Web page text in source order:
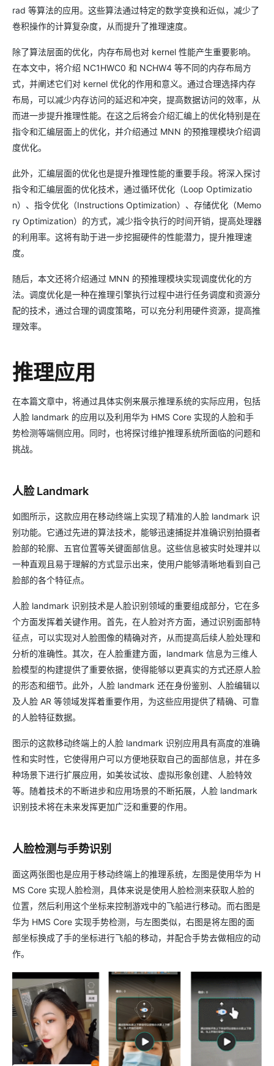
rad 等算法的应用。这些算法通过特定的数学变换和近似，减少了
卷积操作的计算复杂度，从而提升了推理速度。
除了算法层面的优化，内存布局也对 kernel 性能产生重要影响。
在本文中，将介绍 NC1HWC0 和 NCHW4 等不同的内存布局方
式，并阐述它们对 kernel 优化的作用和意义。通过合理选择内存
布局，可以减少内存访问的延迟和冲突，提高数据访问的效率，从
而进一步提升推理性能。在这之后将会介绍汇编上的优化特别是在
指令和汇编层面上的优化，并介绍通过 MNN 的预推理模块介绍调
度优化。
此外，汇编层面的优化也是提升推理性能的重要手段。将深入探讨
指令和汇编层面的优化技术，通过循环优化（Loop Optimizatio
n）、指令优化（Instructions Optimization）、存储优化（Memo
ry Optimization）的方式，减少指令执行的时间开销，提高处理器
的利用率。这将有助于进一步挖掘硬件的性能潜力，提升推理速
度。
随后，本文还将介绍通过 MNN 的预推理模块实现调度优化的方
法。调度优化是一种在推理引擎执行过程中进行任务调度和资源分
配的技术，通过合理的调度策略，可以充分利用硬件资源，提高推
理效率。
推理应用
在本篇文章中，将通过具体实例来展示推理系统的实际应用，包括
人脸 landmark 的应用以及利用华为 HMS Core 实现的人脸和手
势检测等端侧应用。同时，也将探讨维护推理系统所面临的问题和
挑战。
人脸 Landmark
如图所示，这款应用在移动终端上实现了精准的人脸 landmark 识
别功能。它通过先进的算法技术，能够迅速捕捉并准确识别拍摄者
脸部的轮廓、五官位置等关键面部信息。这些信息被实时处理并以
一种直观且易于理解的方式显示出来，使用户能够清晰地看到自己
脸部的各个特征点。
人脸 landmark 识别技术是人脸识别领域的重要组成部分，它在多
个方面发挥着关键作用。首先，在人脸对齐方面，通过识别面部特
征点，可以实现对人脸图像的精确对齐，从而提高后续人脸处理和
分析的准确性。其次，在人脸重建方面，landmark 信息为三维人
脸模型的构建提供了重要依据，使得能够以更真实的方式还原人脸
的形态和细节。此外，人脸 landmark 还在身份鉴别、人脸编辑以
及人脸 AR 等领域发挥着重要作用，为这些应用提供了精确、可靠
的人脸特征数据。
图示的这款移动终端上的人脸 landmark 识别应用具有高度的准确
性和实时性，它使得用户可以方便地获取自己的面部信息，并在多
种场景下进行扩展应用，如美妆试妆、虚拟形象创建、人脸特效
等。随着技术的不断进步和应用场景的不断拓展，人脸 landmark
识别技术将在未来发挥更加广泛和重要的作用。
人脸检测与手势识别
面这两张图也是应用于移动终端上的推理系统，左图是使用华为 H
MS Core 实现人脸检测，具体来说是使用人脸检测来获取人脸的
位置，然后利用这个坐标来控制游戏中的飞船进行移动。而右图是
华为 HMS Core 实现手势检测，与左图类似，右图是将左图的面
部坐标换成了手的坐标进行飞船的移动，并配合手势去做相应的动
作。